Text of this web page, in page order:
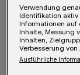
Verwendung
Identifikation
Informationen auf
Inhalte, Messung
Inhalten,
Verbesserung von
Ausführliche